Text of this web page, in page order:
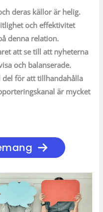
deras källor är helig.
och effektivitet
denna relation.
att se till att nyheterna
och balanserade.
del för att tillhandahålla
är mycket